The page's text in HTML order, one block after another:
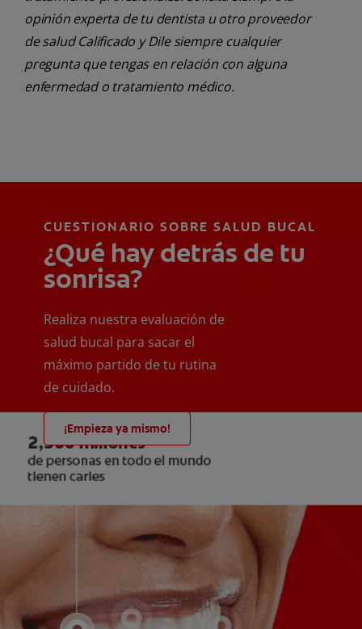
opinión experta de tu dentista u otro proveedor
de salud Calificado y Dile siempre cualquier
pregunta que tengas en relación con alguna
enfermedad o tratamiento médico.
CUESTIONARIO SOBRE SALUD BUCAL
¿Qué hay detrás de tu
sonrisa?
Realiza nuestra evaluación de
salud bucal para sacar el
máximo partido de tu rutina
de cuidado.
¡Empieza ya mismo!